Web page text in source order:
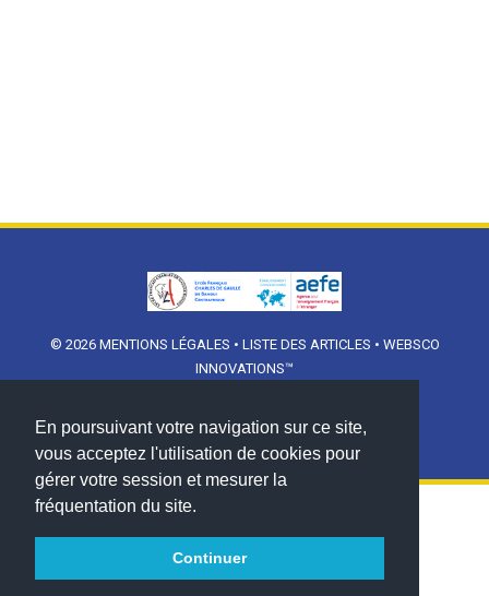
En poursuivant votre navigation sur ce site,
vous acceptez l'utilisation de cookies pour
gérer votre session et mesurer la
fréquentation du site.
Continuer
© 2026 MENTIONS LÉGALES • LISTE DES ARTICLES • WEBSCO
INNOVATIONS™